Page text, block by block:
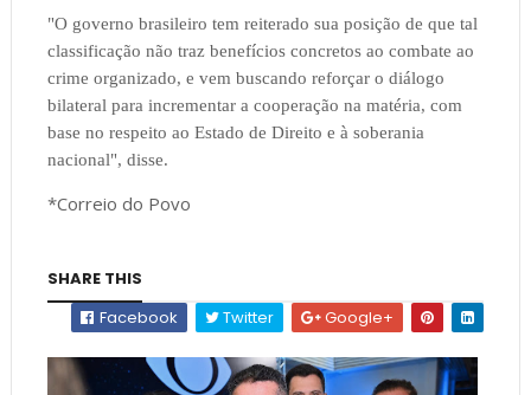
"O governo brasileiro tem reiterado sua posição de que tal
classificação não traz benefícios concretos ao combate ao
crime organizado, e vem buscando reforçar o diálogo
bilateral para incrementar a cooperação na matéria, com
base no respeito ao Estado de Direito e à soberania
nacional", disse.
*Correio do Povo
SHARE THIS
Facebook
Twitter Google+